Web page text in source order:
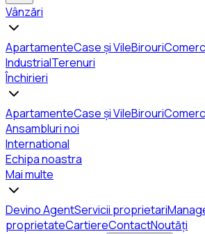
Vânzări
ApartamenteCase și VileBirouri
IndustrialTerenuri
Închirieri
ApartamenteCase și VileBirouri
Ansambluri noi
International
Echipa noastra
Mai multe
Devino AgentServicii proprietari
proprietateCartiereContactNoutăți